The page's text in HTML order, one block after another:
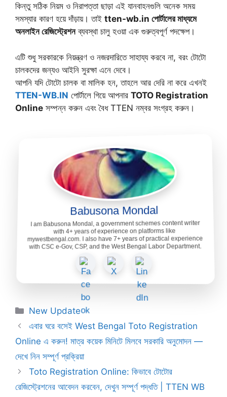
কিন্তু সঠিক নিয়ম ও নিরাপত্তা ছাড়া এই যানবাহনগুলি অনেক সময়
সমস্যার কারণ হয়ে দাঁড়ায়। তাই tten-wb.in পোর্টালের মাধ্যমে
অনলাইন রেজিস্ট্রেশনব্যবস্থা চালু হওয়া এক গুরুত্বপূর্ণ পদক্ষেপ।
এটি শুধু সরকারকে নিয়ন্ত্রণ ও নজরদারিতে সাহায্য করবে না, বরং টোটো
চালকদের জন্যও আইনি সুরক্ষা এনে দেবে।
আপনি যদি টোটো চালক বা মালিক হন, তাহলে আর দেরি না করে এখনই
TTEN-WB.IN পোর্টালে গিয়ে আপনার TOTO Registration
Online সম্পন্ন করুন এবং বৈধ TTEN নম্বর সংগ্রহ করুন।
Babusona Mondal
I am Babusona Mondal, a government schemes content writer
with 4+ years of experience on platforms like
mywestbengal.com. I also have 7+ years of practical experience
with CSC e-Gov, CSP, and the West Bengal Labor Department.
Categories
New Update
এবার ঘরে বসেই West Bengal Toto Registration
Online এ করুন! মাত্র কয়েক মিনিটে মিলবে সরকারি অনুমোদন —
দেখে নিন সম্পূর্ণ প্রক্রিয়া
Toto Registration Online: কিভাবে টোটোর
রেজিস্ট্রেশনের আবেদন করবেন, দেখুন সম্পূর্ণ পদ্ধতি | TTEN WB